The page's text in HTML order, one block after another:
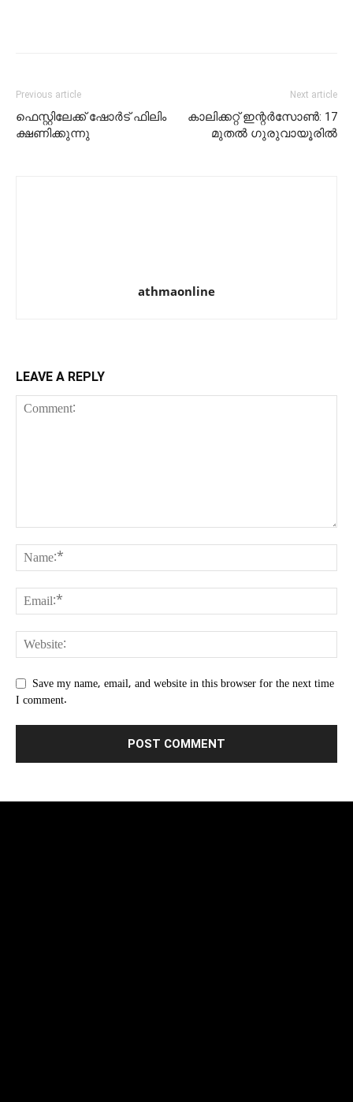
Previous article
ഫെസ്റ്റിലേക്ക് ഷോർട് ഫിലിം
ക്ഷണിക്കുന്നു
Next article
കാലിക്കറ്റ് ഇന്റർസോൺ: 17
മുതൽ ഗുരുവായൂരില്‍
athmaonline
LEAVE A REPLY
Save my name, email, and website in this browser for the next time
I comment.